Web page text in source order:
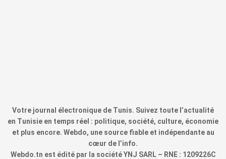
Votre journal électronique de Tunis. Suivez toute l’actualité
en Tunisie en temps réel : politique, société, culture, économie
et plus encore. Webdo, une source fiable et indépendante au
cœur de l’info.
Webdo.tn est édité par la société YNJ SARL – RNE : 1209226C